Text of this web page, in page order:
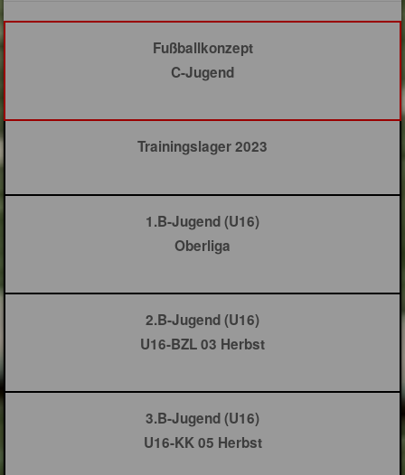
Fußballkonzept
C-Jugend
Trainingslager 2023
1.B-Jugend (U16)
Oberliga
2.B-Jugend (U16)
U16-BZL 03 Herbst
3.B-Jugend (U16)
U16-KK 05 Herbst